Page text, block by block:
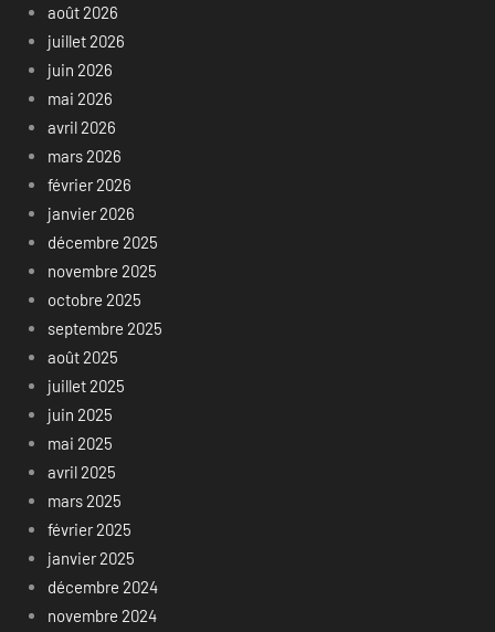
août 2026
juillet 2026
juin 2026
mai 2026
avril 2026
mars 2026
février 2026
janvier 2026
décembre 2025
novembre 2025
octobre 2025
septembre 2025
août 2025
juillet 2025
juin 2025
mai 2025
avril 2025
mars 2025
février 2025
janvier 2025
décembre 2024
novembre 2024